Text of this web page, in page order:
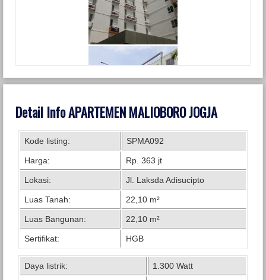
Detail Info APARTEMEN MALIOBORO JOGJA
Kode listing: SPMA092
Harga: Rp. 363 jt
Lokasi: Jl. Laksda Adisucipto
Luas Tanah: 22,10 m²
Luas Bangunan: 22,10 m²
Sertifikat: HGB
Daya listrik: 1.300 Watt